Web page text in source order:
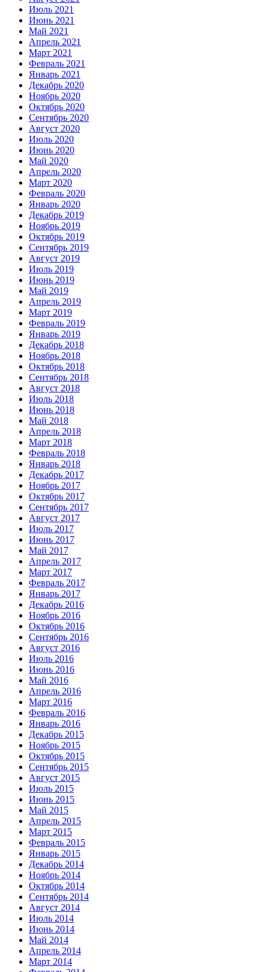
Июль 2021
Июнь 2021
Май 2021
Апрель 2021
Март 2021
Февраль 2021
Январь 2021
Декабрь 2020
Ноябрь 2020
Октябрь 2020
Сентябрь 2020
Август 2020
Июль 2020
Июнь 2020
Май 2020
Апрель 2020
Март 2020
Февраль 2020
Январь 2020
Декабрь 2019
Ноябрь 2019
Октябрь 2019
Сентябрь 2019
Август 2019
Июль 2019
Июнь 2019
Май 2019
Апрель 2019
Март 2019
Февраль 2019
Январь 2019
Декабрь 2018
Ноябрь 2018
Октябрь 2018
Сентябрь 2018
Август 2018
Июль 2018
Июнь 2018
Май 2018
Апрель 2018
Март 2018
Февраль 2018
Январь 2018
Декабрь 2017
Ноябрь 2017
Октябрь 2017
Сентябрь 2017
Август 2017
Июль 2017
Июнь 2017
Май 2017
Апрель 2017
Март 2017
Февраль 2017
Январь 2017
Декабрь 2016
Ноябрь 2016
Октябрь 2016
Сентябрь 2016
Август 2016
Июль 2016
Июнь 2016
Май 2016
Апрель 2016
Март 2016
Февраль 2016
Январь 2016
Декабрь 2015
Ноябрь 2015
Октябрь 2015
Сентябрь 2015
Август 2015
Июль 2015
Июнь 2015
Май 2015
Апрель 2015
Март 2015
Февраль 2015
Январь 2015
Декабрь 2014
Ноябрь 2014
Октябрь 2014
Сентябрь 2014
Август 2014
Июль 2014
Июнь 2014
Май 2014
Апрель 2014
Март 2014